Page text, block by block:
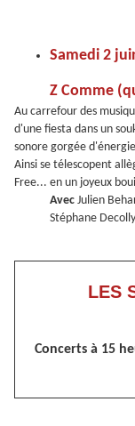
Samedi 2
Z Comme
Au carrefour des
d'une fiesta dans un
sonore gorgée
Ainsi se télescopent
Free... en un joyeux
Avec Julien
Stéphane
LES
Concerts à 15